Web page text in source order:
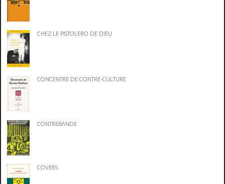
CHEZ LE PISTOLERO DE DIEU
CONCENTRE DE CONTRE-CULTURE
CONTREBANDE
COVERS